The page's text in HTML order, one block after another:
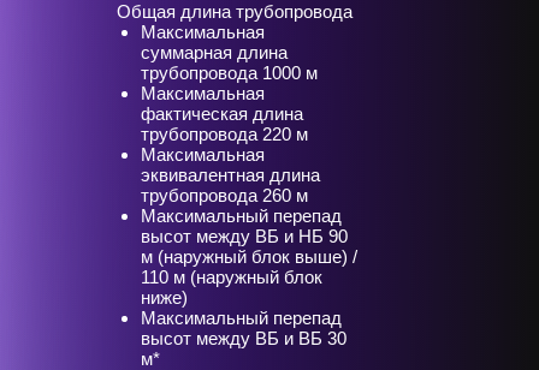
Общая длина трубопровода
Максимальная
суммарная длина
трубопровода 1000 м
Максимальная
фактическая длина
трубопровода 220 м
Максимальная
эквивалентная длина
трубопровода 260 м
Максимальный перепад
высот между ВБ и НБ 90
м (наружный блок выше) /
110 м (наружный блок
ниже)
Максимальный перепад
высот между ВБ и ВБ 30
м*